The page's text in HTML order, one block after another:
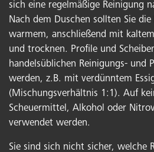
sich eine regelmäßige Reinigung
Nach dem Duschen sollten Sie
warmem, anschließend mit
und trocknen. Profile und
handelsüblichen Reinigungs- und
werden, z.B. mit verdünntem
(Mischungsverhältnis 1:1). Auf
Scheuermittel, Alkohol oder
verwendet werden.
Sie sind sich nicht sicher, welche